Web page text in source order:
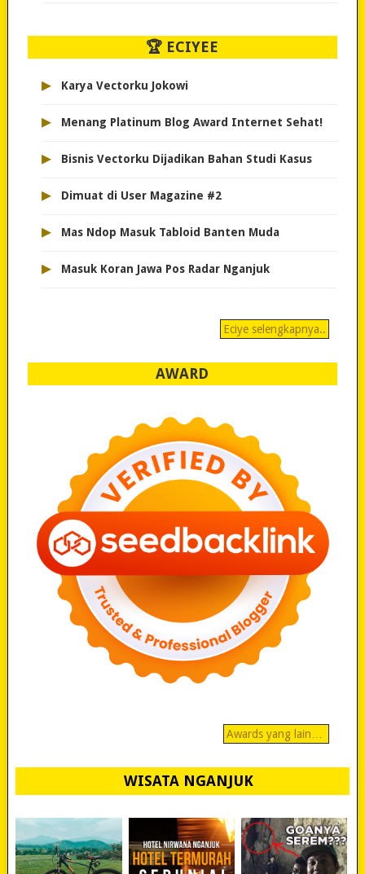
🏆 ECIYEE
▸ Karya Vectorku Jokowi
▸ Menang Platinum Blog Award Internet Sehat!
▸ Bisnis Vectorku Dijadikan Bahan Studi Kasus
▸ Dimuat di User Magazine #2
▸ Mas Ndop Masuk Tabloid Banten Muda
▸ Masuk Koran Jawa Pos Radar Nganjuk
Eciye selengkapnya..
AWARD
Awards yang lain…
WISATA NGANJUK